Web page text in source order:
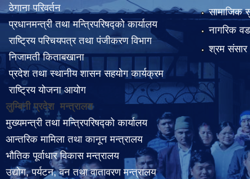
ठेगाना परिवर्तन
प्रधानमन्त्री तथा मन्त्रिपरिषद्को कार्यालय
राष्ट्रिय परिचयपत्र तथा पंजीकरण विभाग
निजामती किताबखाना
प्रदेश तथा स्थानीय शासन सहयोग कार्यक्रम
राष्ट्रिय योजना आयोग
लुम्बिनी प्रदेश मन्त्रालय
मुख्यमन्त्री तथा मन्त्रिपरिषद्को कार्यालय
आन्तरिक मामिला तथा कानून मन्त्रालय
भौतिक पूर्वाधार विकास मन्त्रालय
उद्योग, पर्यटन, वन तथा वातावरण मन्त्रालय
सामाजिक
नागरिक
श्रम संसार